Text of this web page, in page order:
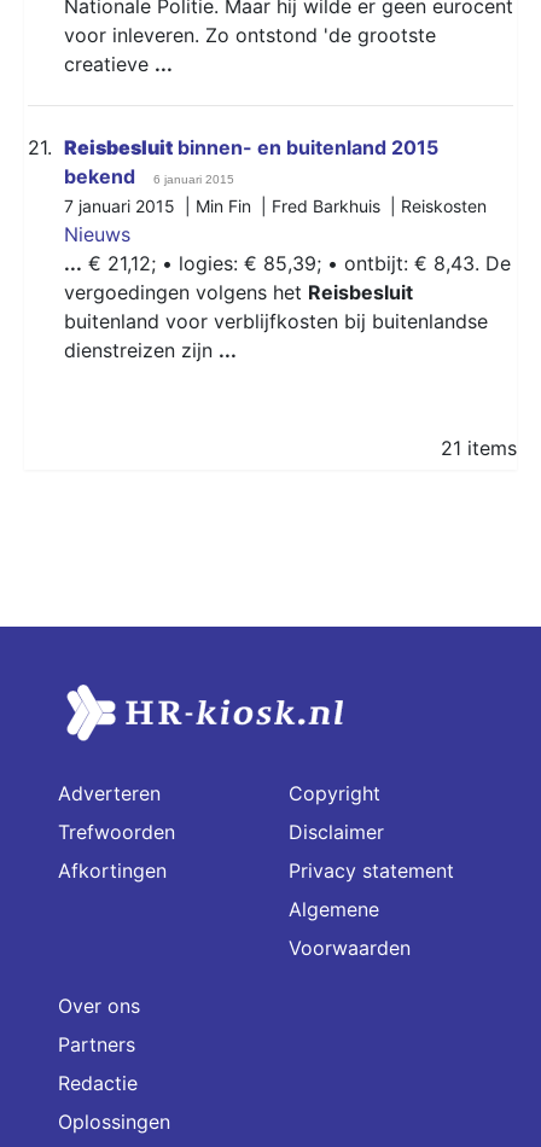
Nationale Politie. Maar hij wilde er geen eurocent
voor inleveren. Zo ontstond 'de grootste
creatieve ...
21. Reisbesluit binnen- en buitenland 2015
bekend
6 januari 2015
7 januari 2015 | Min Fin | Fred Barkhuis | Reiskosten
Nieuws
... € 21,12; • logies: € 85,39; • ontbijt: € 8,43. De
vergoedingen volgens het Reisbesluit
buitenland voor verblijfkosten bij buitenlandse
dienstreizen zijn ...
21 items
Adverteren
Trefwoorden
Afkortingen
Copyright
Disclaimer
Privacy statement
Algemene
Voorwaarden
Over ons
Partners
Redactie
Oplossingen